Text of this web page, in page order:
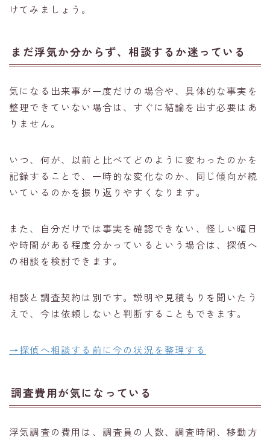
けてみましょう。
まだ浮気か分からず、相談するか迷っている
気になる出来事が一度だけの場合や、具体的な事実を
整理できていない場合は、すぐに結論を出す必要はあ
りません。
いつ、何が、以前と比べてどのように変わったのかを
記録することで、一時的な変化なのか、同じ傾向が続
いているのかを振り返りやすくなります。
また、自分だけでは事実を確認できない、怪しい曜日
や時間がある程度分かっているという場合は、探偵へ
の相談を検討できます。
相談と調査契約は別です。説明や見積もりを聞いたう
えで、今は依頼しないと判断することもできます。
→探偵へ相談する前に今の状況を整理する
調査費用が気になっている
浮気調査の費用は、調査員の人数、調査時間、移動方